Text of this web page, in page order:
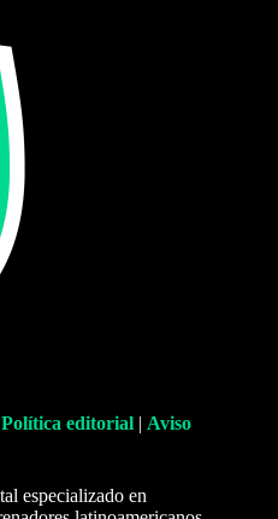
Política editorial | Aviso
especializado en